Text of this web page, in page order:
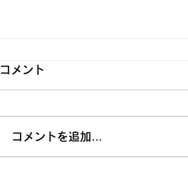
【新所沢】☆8月7日（金）送
迎時間お知らせ☆
ては下記リンクを参照ください
↓★
コメント
コメントを追加…